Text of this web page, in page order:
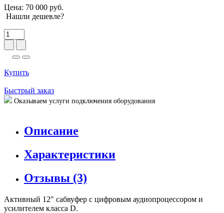
Цена: 70 000 руб.
Нашли дешевле?
Купить
Быстрый заказ
Оказываем услуги подключения оборудования
Описание
Характеристики
Отзывы (3)
Активный 12" сабвуфер с цифровым аудиопроцессором и
усилителем класса D.